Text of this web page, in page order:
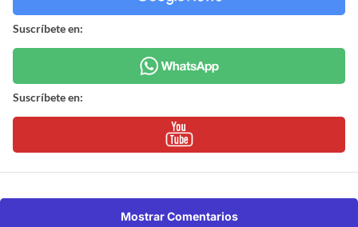
Suscríbete en:
Suscríbete en:
Mostrar Comentarios